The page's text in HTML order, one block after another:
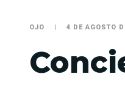
OJO 4 DE AGOSTO